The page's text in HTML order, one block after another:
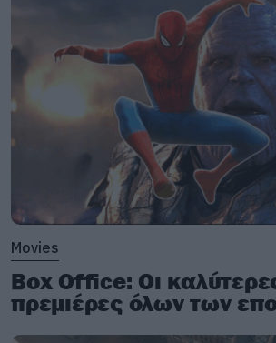
Movies
Box Office: Οι
πρεμιέρες όλων των